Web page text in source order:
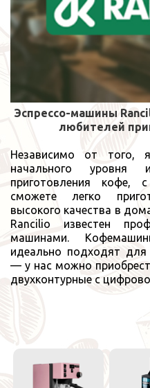
Эспрессо-машины
любителей
Независимо от того,
начального уровня
приготовления кофе,
сможете легко
высокого качества в
Rancilio известен
машинами.
идеально подходят для
— у нас можно
двухконтурные с